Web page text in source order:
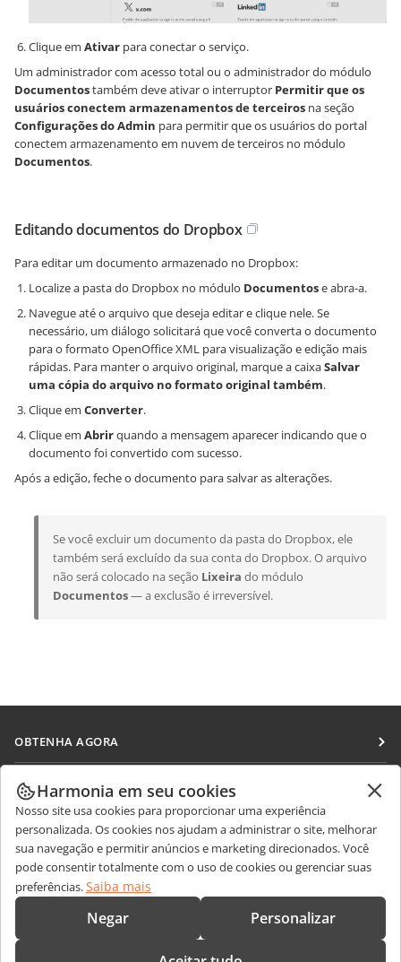
Clique em Ativar para conectar o serviço.
Um administrador com acesso total ou o administrador do módulo
Documentostambém deve ativar o interruptor Permitir que os
usuários conectem armazenamentos de terceiros na seção
Configurações do Admin para permitir que os usuários do portal
conectem armazenamento em nuvem de terceiros no módulo
Documentos.
Editando documentos do Dropbox
Para editar um documento armazenado no Dropbox:
Localize a pasta do Dropbox no módulo Documentose abra-a.
Navegue até o arquivo que deseja editar e clique nele. Se
necessário, um diálogo solicitará que você converta o documento
para o formato OpenOffice XML para visualização e edição mais
rápidas. Para manter o arquivo original, marque a caixaSalvar
uma cópia do arquivo no formato original também.
Clique em Converter.
Clique em Abrirquando a mensagem aparecer indicando que o
documento foi convertido com sucesso.
Após a edição, feche o documento para salvar as alterações.
Se você excluir um documento da pasta do Dropbox, ele
também será excluído da sua conta do Dropbox. O arquivo
não será colocado na seção Lixeira do módulo
Documentos— a exclusão é irreversível.
OBTENHA AGORA
Docs
DocSpace
Workspace
Conectores
Aplicativos para desktop
Aplicativos móveis
COLABORAR
Para colaboradores
Para tradutores
Para influenciadores
Vagas
RECEBA NOTÍCIAS
Blog
OBTER AJUDA
Fórum
Cursos de treinamento
CONTATE-NOS
Perguntas sobre vendas
sales@onlyoffice.com
Harmonia em seu cookies
Nosso site usa cookies para proporcionar uma experiência
personalizada. Os cookies nos ajudam a administrar o site, melhorar
sua navegação e permitir anúncios e marketing direcionados. Você
pode consentir totalmente com o uso de cookies ou gerenciar suas
preferências.Saiba mais
Negar Personalizar